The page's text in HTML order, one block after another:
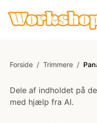
Forside / Trimmere /
Dele af indholdet på
med hjælp fra AI.